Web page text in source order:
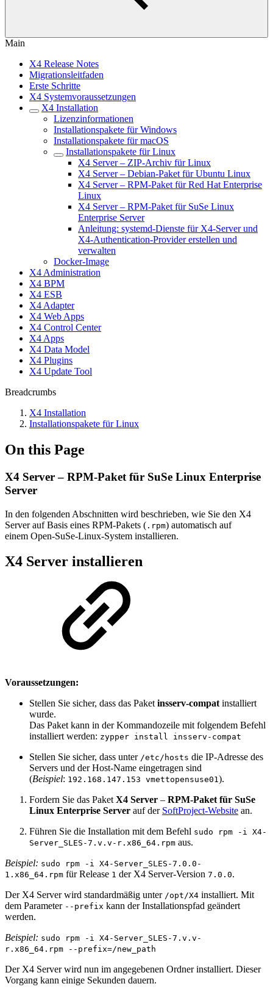
Main
X4 Release Notes
Migrationsleitfaden
Erste Schritte
X4 Systemvoraussetzungen
X4 Installation
Lizenzinformationen
Installationspakete für Windows
Installationspakete für macOS
Installationspakete für Linux
X4 Server – ZIP-Archiv für Linux
X4 Server – Debian-Paket für Ubuntu Linux
X4 Server – RPM-Paket für Red Hat Enterprise
Linux
X4 Server – RPM-Paket für SuSe Linux
Enterprise Server
Anleitung: systemd-Dienste für X4-Server und
X4-Authentication-Provider erstellen und
verwalten
Docker-Image
X4 Administration
X4 BPM
X4 ESB
X4 Adapter
X4 Web Apps
X4 Control Center
X4 Apps
X4 Data Model
X4 Plugins
X4 Update Tool
Breadcrumbs
X4 Installation
Installationspakete für Linux
On this Page
X4 Server – RPM-Paket für SuSe Linux Enterprise
Server
In den folgenden Abschnitten wird beschrieben, wie Sie den X4
Server auf Basis eines RPM-Pakets ( .rpm) automatisch auf
einem Open-SuSe-Linux-System installieren.
X4 Server installieren
Voraussetzungen:
Stellen Sie sicher, dass das Paket insserv-compat installiert
wurde.
Das Paket kann in der Kommandozeile mit folgendem Befehl
installiert werden: zypper install insserv-compat
Stellen Sie sicher, dass unter /etc/hosts die IP-Adresse des
Servers und der Host-Name eingetragen sind
(Beispiel: 192.168.147.153 vmettopensuse01).
Fordern Sie das Paket X4 Server – RPM-Paket für SuSe
Linux Enterprise Server auf der SoftProject-Website an.
Führen Sie die Installation mit dem Befehl sudo rpm -i X4-
Server_SLES-7.v.v-r.x86_64.rpm aus.
Beispiel: sudo rpm -i X4-Server_SLES-7.0.0-
1.x86_64.rpm für Release 1 der X4 Server-Version 7.0.0.
Der X4 Server wird standardmäßig unter /opt/X4 installiert. Mit
dem Parameter --prefix kann der Installationspfad geändert
werden.
Beispiel: sudo rpm -i X4-Server_SLES-7.v.v-
r.x86_64.rpm --prefix=/new_path
Der X4 Server wird nun im angegebenen Ordner installiert. Dieser
Vorgang kann einige Sekunden dauern.